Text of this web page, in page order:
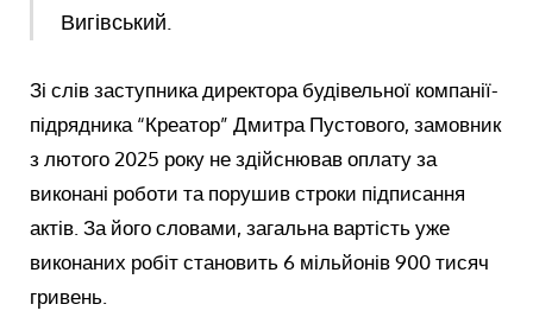
Вигівський.
Зі слів заступника директора будівельної компанії-
підрядника “Креатор” Дмитра Пустового, замовник
з лютого 2025 року не здійснював оплату за
виконані роботи та порушив строки підписання
актів. За його словами, загальна вартість уже
виконаних робіт становить 6 мільйонів 900 тисяч
гривень.